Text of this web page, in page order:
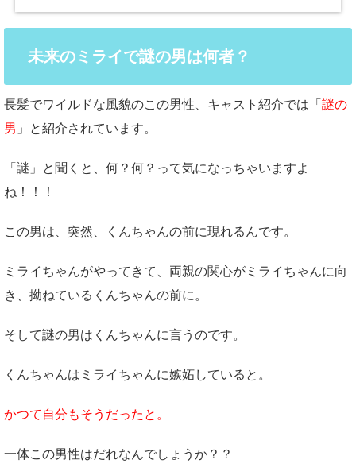
未来のミライで謎の男は何者？
長髪でワイルドな風貌のこの男性、キャスト紹介では「 謎の
男 」と紹介されています。
「謎」と聞くと、何？何？って気になっちゃいますよ
ね！！！
この男は、突然、くんちゃんの前に現れるんです。
ミライちゃんがやってきて、両親の関心がミライちゃんに向
き、拗ねているくんちゃんの前に。
そして謎の男はくんちゃんに言うのです。
くんちゃんはミライちゃんに嫉妬していると。
かつて自分もそうだったと。
一体この男性はだれなんでしょうか？？